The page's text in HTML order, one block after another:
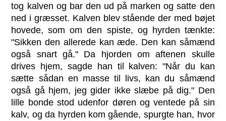
tog kalven og bar den ud på marken og satte den
ned i græsset. Kalven blev stående der med bøjet
hovede, som om den spiste, og hyrden tænkte:
"Sikken den allerede kan æde. Den kan såmænd
også snart gå." Da hjorden om aftenen skulle
drives hjem, sagde han til kalven: "Når du kan
sætte sådan en masse til livs, kan du såmænd
også gå hjem, jeg gider ikke slæbe på dig." Den
lille bonde stod udenfor døren og ventede på sin
kalv, og da hyrden kom gående, spurgte han, hvor